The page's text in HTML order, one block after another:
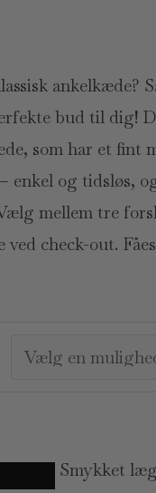
ankelkæde?
bud til dig!
som har et fint
enkel og tidsløs,
mellem tre
ved check-out.
Smykket